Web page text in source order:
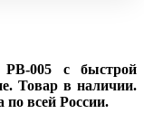
005 с быстрой
Товар в наличии.
по всей России.